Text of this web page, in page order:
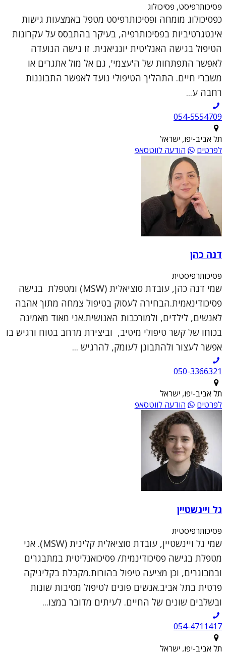
פסיכותרפיסט, פסיכולוג
כפסיכולוג מומחה ופסיכותרפיסט מטפל באמצעות גישות
אינטגרטיביות בפסיכותרפיה, בעיקר בהתבסס על עקרונות
הטיפול בגישה האנליטית יונגיאנית. זו גישה הנועדה
לאפשר התפתחות של ה'עצמי', גם אל מול אתגרים או
משברי חיים. התהליך הטיפולי נועד לאפשר התבוננות
רחבה ע...
054-5554709
תל אביב-יפו, ישראל
לפרטים
הודעה לווטסאפ
דנה כהן
פסיכותרפיסטית
שמי דנה כהן, עובדת סוציאלית (MSW) ומטפלת בגישה
פסיכודינאמית.הבחירה לעסוק בטיפול צמחה מתוך אהבה
לאנשים, לילדים, ולמורכבות האנושית.אני מאוד מאמינה
בכוחו של קשר טיפולי מיטיב, וביצירת מרחב בטוח ורגיש בו
אפשר לעצור ולהתבונן לעומק, להרגיש ...
050-3366321
תל אביב-יפו, ישראל
לפרטים
הודעה לווטסאפ
גל ויינשטיין
פסיכותרפיסטית
שמי גל ויינשטיין, עובדת סוציאלית קלינית (MSW). אני
מטפלת בגישה פסיכודינמית/ פסיכואנליטית במתבגרים
ובמבוגרים, וכן מציעה טיפול בהורות.מקבלת בקליניקה
פרטית בתל אביב.אנשים פונים לטיפול מסיבות שונות
ובשלבים שונים של החיים. לעיתים מדובר במצו...
054-4711417
תל אביב-יפו, ישראל